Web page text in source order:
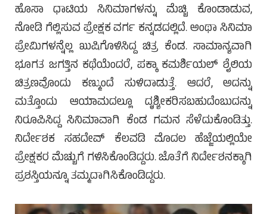
ಹೊಸಾ ಧಾಟಿಯ ಸಿನಿಮಾಗಳನ್ನು ಮೆಚ್ಚಿ ಕೊಂಡಾಡುವ,
ನೋಡಿ ಗೆಲ್ಲಿಸುವ ಪ್ರೇಕ್ಷಕ ವರ್ಗ ಕನ್ನಡದಲ್ಲಿದೆ. ಅಂಥಾ ಸಿನಿಮಾ
ಪ್ರೇಮಿಗಳನ್ನೆಲ್ಲ ಖುಷಿಗೊಳಿಸಿದ್ದ ಚಿತ್ರ ಕೆಂಡ. ಸಾಮಾನ್ಯವಾಗಿ
ಭೂಗತ ಜಗತ್ತಿನ ಕಥೆಯೆಂದರೆ, ಪಕ್ಕಾ ಕಮರ್ಶಿಯಲ್ ಶೈಲಿಯ
ಚಿತ್ರಣವೊಂದು ಕಣ್ಮುಂದೆ ಸುಳಿದಾಡುತ್ತೆ. ಆದರೆ, ಅದನ್ನು
ಮತ್ತೊಂದು ಆಯಾಮದಲ್ಲೂ ದೃಶ್ಯೀಕರಿಸಬಹುದೆಂಬುದನ್ನು
ನಿರೂಪಿಸಿದ್ದ ಸಿನಿಮಾವಾಗಿ ಕೆಂಡ ಗಮನ ಸೆಳೆದುಕೊಂಡಿತ್ತು.
ನಿರ್ದೇಶಕ ಸಹದೇವ್ ಕೆಲವಡಿ ಮೊದಲ ಹೆಜ್ಜೆಯಲ್ಲಿಯೇ
ಪ್ರೇಕ್ಷಕರ ಮೆಚ್ಚುಗೆ ಗಳಿಸಿಕೊಂಡಿದ್ದರು. ಜೊತೆಗೆ ನಿರ್ದೇಶನಕ್ಕಾಗಿ
ಪ್ರಶಸ್ತಿಯನ್ನೂ ತಮ್ಮದಾಗಿಸಿಕೊಂಡಿದ್ದರು.